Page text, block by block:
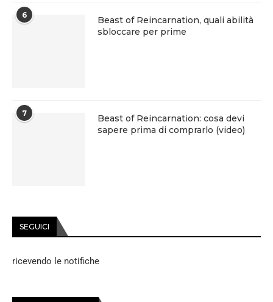
6
Beast of Reincarnation, quali abilità
sbloccare per prime
7
Beast of Reincarnation: cosa devi
sapere prima di comprarlo (video)
SEGUICI
ricevendo le notifiche